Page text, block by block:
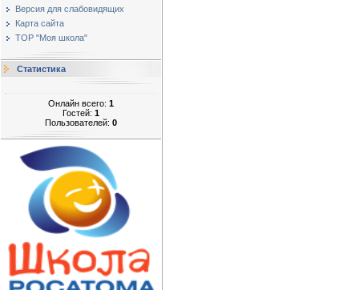
Версия для слабовидящих
Карта сайта
ТОР "Моя школа"
Статистика
Онлайн всего: 1
Гостей: 1
Пользователей: 0